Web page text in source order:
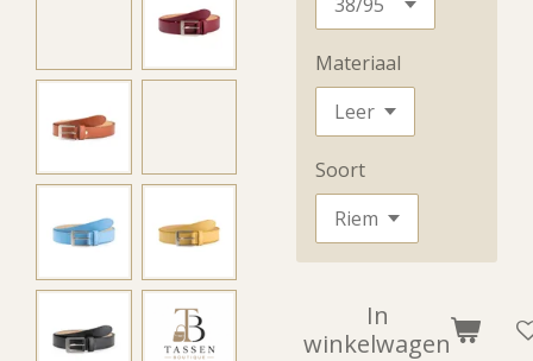
Materiaal
Soort
In
winkelwagen